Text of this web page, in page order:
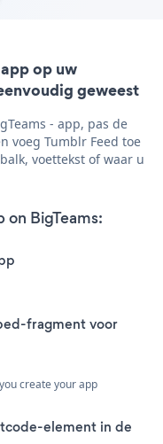
op uw
geweest
- app, pas de
voeg Tumblr Feed toe
voettekst of waar u
on BigTeams:
fragment voor
create your app
element in de